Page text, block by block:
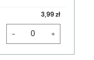
3,99 zł
- +